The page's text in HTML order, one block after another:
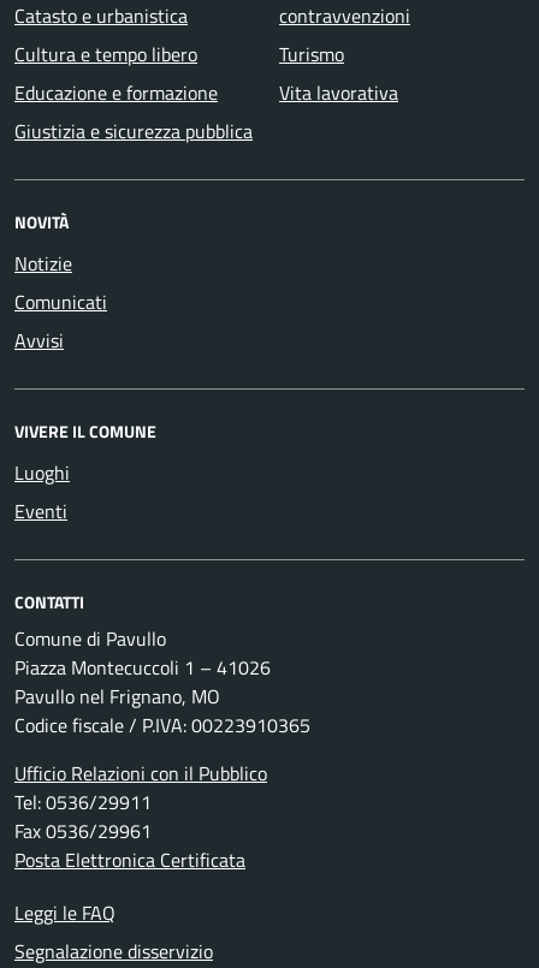
Catasto e urbanistica
Cultura e tempo libero
Educazione e formazione
Giustizia e sicurezza pubblica
contravvenzioni
Turismo
Vita lavorativa
NOVITÀ
Notizie
Comunicati
Avvisi
VIVERE IL COMUNE
Luoghi
Eventi
CONTATTI
Comune di Pavullo
Piazza Montecuccoli 1 – 41026
Pavullo nel Frignano, MO
Codice fiscale / P.IVA: 00223910365
Ufficio Relazioni con il Pubblico
Tel: 0536/29911
Fax 0536/29961
Posta Elettronica Certificata
Leggi le FAQ
Segnalazione disservizio